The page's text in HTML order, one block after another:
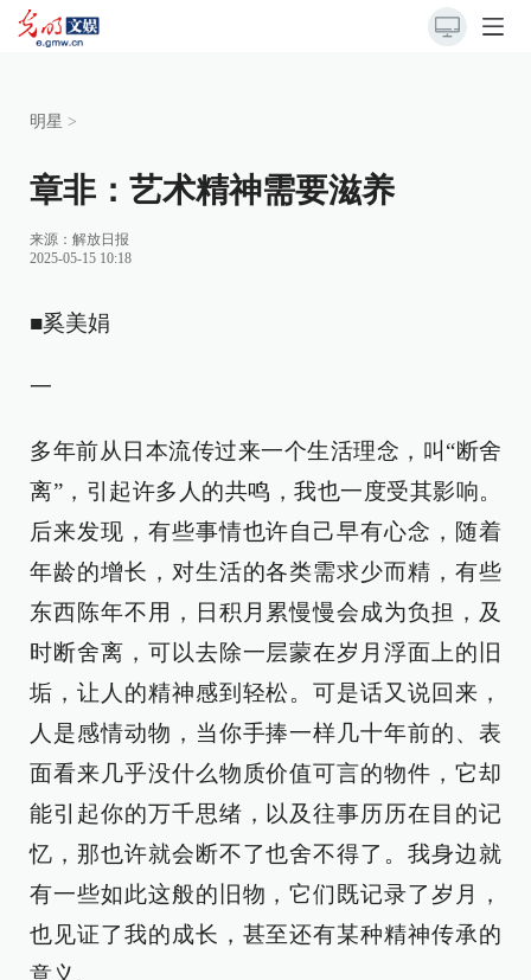
明星 >
章非：艺术精神需要滋养
来源：解放日报
2025-05-15 10:18
■奚美娟
一
多年前从日本流传过来一个生活理念，叫“断舍
离”，引起许多人的共鸣，我也一度受其影响。
后来发现，有些事情也许自己早有心念，随着
年龄的增长，对生活的各类需求少而精，有些
东西陈年不用，日积月累慢慢会成为负担，及
时断舍离，可以去除一层蒙在岁月浮面上的旧
垢，让人的精神感到轻松。可是话又说回来，
人是感情动物，当你手捧一样几十年前的、表
面看来几乎没什么物质价值可言的物件，它却
能引起你的万千思绪，以及往事历历在目的记
忆，那也许就会断不了也舍不得了。我身边就
有一些如此这般的旧物，它们既记录了岁月，
也见证了我的成长，甚至还有某种精神传承的
意义。